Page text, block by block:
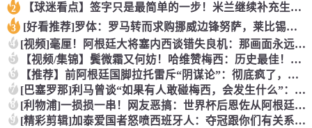
2 【球迷看点】签字只是最简单的一步！米兰继续补充生力军！
3 [好看推荐]罗体：罗马转而求购挪威边锋努萨，莱比锡要价不低于
4 [视频]毫厘！阿根廷大将塞内西谈错失良机：那画面永远不会从脑
5 【视频/集锦】鬓微霜又何妨！哈维赞梅西：历史最佳！他依然能在
6 【推荐】前阿根廷国脚拉托雷斥“阴谋论”：彻底疯了，典型的输不
7 [巴塞罗那]利马曾谈“如果有人敢碰梅西，会发生什么”：这种凝
8 [利物浦]一损损一串！网友恶搞：世界杯后恩佐从阿根廷队回到切
9 [精彩剪辑]加泰爱国者怒喷西班牙人：夺冠跟你们有关系？照样月